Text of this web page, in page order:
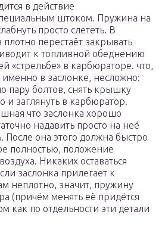
в действие
штоком. Пружина на
просто слететь. В
плотно перестаёт закрывать
к топливной обеднению
«стрельбе» в карбюраторе. что,
в заслонке, несложно:
пару болтов, снять крышку
и заглянуть в карбюратор.
что заслонка хорошо
надавить просто на неё
После она этого должна быстро
полностью, положение
Никаких оставаться
заслонка прилегает к
неплотно, значит, пружину
(причём менять её придётся
как по отдельности эти детали